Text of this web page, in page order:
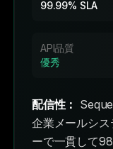
99.99% SLA
API品質
優秀
配信性：
企業メールシ
ーで一貫して